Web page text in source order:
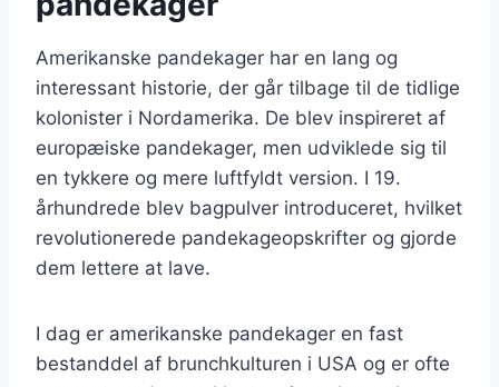
Amerikanske pandekager har en lang og
interessant historie, der går tilbage til de tidlige
kolonister i Nordamerika. De blev inspireret af
europæiske pandekager, men udviklede sig til
en tykkere og mere luftfyldt version. I 19.
århundrede blev bagpulver introduceret, hvilket
revolutionerede pandekageopskrifter og gjorde
dem lettere at lave.
I dag er amerikanske pandekager en fast
bestanddel af brunchkulturen i USA og er ofte